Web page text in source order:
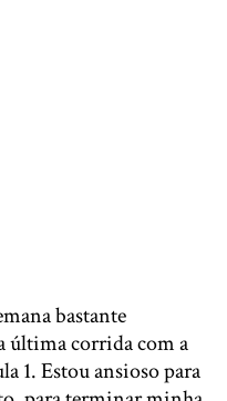
bastante
última corrida com a
1. Estou ansioso para